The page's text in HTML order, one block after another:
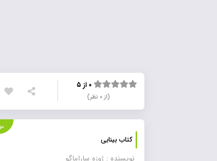
۰ از ۵
کتاب بینایی
موجود
نویسنده : ژوزه ساراماگو